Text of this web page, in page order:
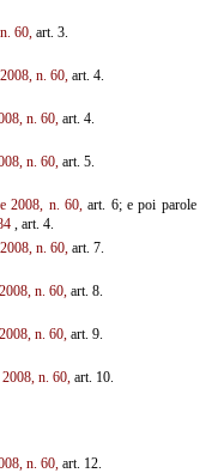
60,art. 3.
n. 60,art. 4.
n. 60,art. 4.
n. 60,art. 5.
2008, n. 60,art. 6; e poi parole
, art. 4.
n. 60,art. 7.
n. 60,art. 8.
n. 60,art. 9.
n. 60,art. 10.
n. 60,art. 12.